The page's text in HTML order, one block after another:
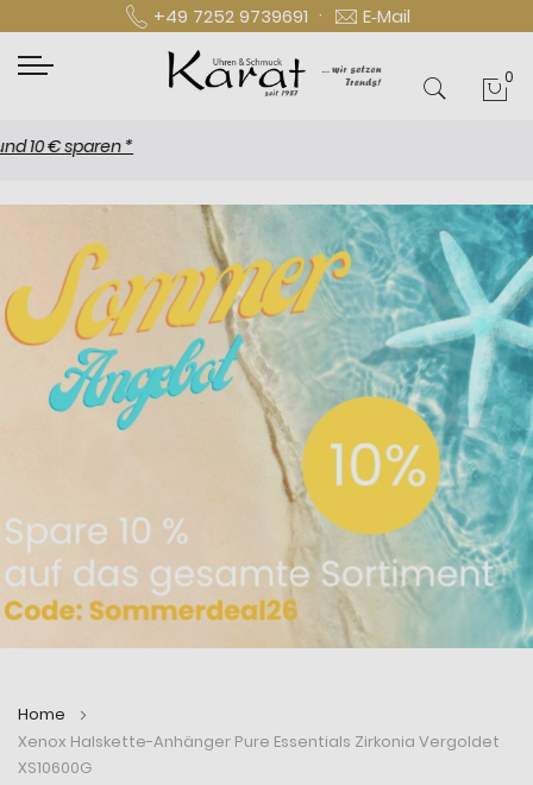
+49 7252 9739691 · E‑Mail
0
sparen *
Home
Xenox Halskette-Anhänger Pure Essentials Zirkonia Vergoldet
XS10600G